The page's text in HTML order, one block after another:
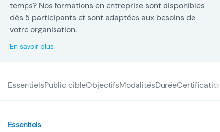
temps? Nos formations en entreprise sont disponibles
dès 5 participants et sont adaptées aux besoins de
votre organisation.
En savoir plus
EssentielsPublic cibleObjectifsModalitésDurée
Essentiels